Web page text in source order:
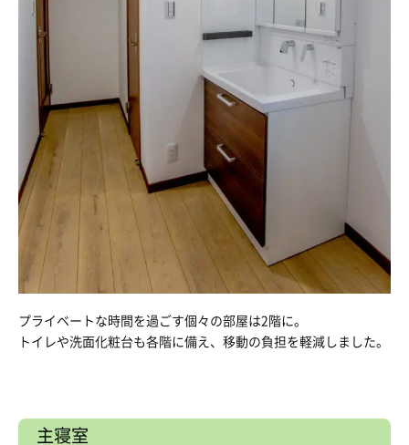
プライベートな時間を過ごす個々の部屋は2階に。
トイレや洗面化粧台も各階に備え、移動の負担を軽減しました。
主寝室